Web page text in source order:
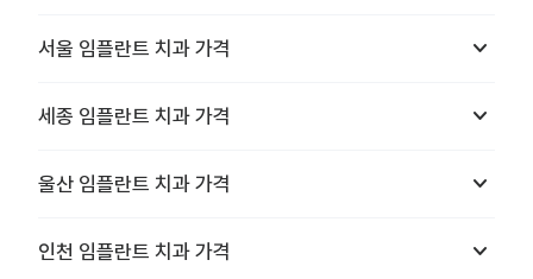
서울 임플란트 치과 가격 keyboard_arrow_down
세종 임플란트 치과 가격 keyboard_arrow_down
울산 임플란트 치과 가격 keyboard_arrow_down
인천 임플란트 치과 가격 keyboard_arrow_down